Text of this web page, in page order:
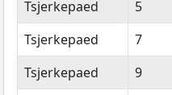
Tsjerkepaed
5
Tsjerkepaed
7
Tsjerkepaed
9